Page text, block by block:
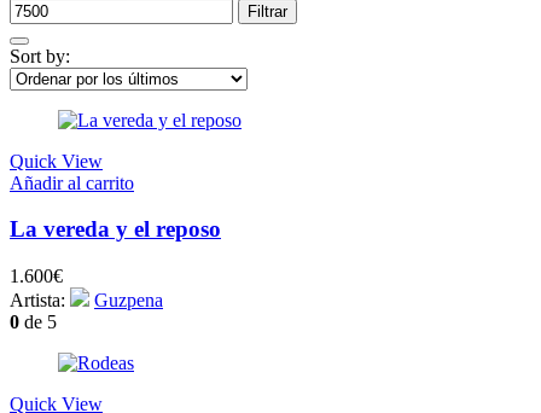
Filtrar
Sort by:
Quick View
Añadir al carrito
La vereda y el reposo
1.600€
Artista:
Guzpena
0 de 5
Quick View